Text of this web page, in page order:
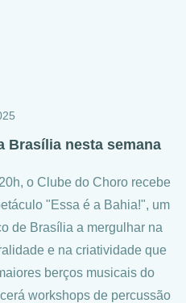
Brasília nesta semana
o Clube do Choro recebe
"Essa é a Bahia!", um
de Brasília a mergulhar na
e na criatividade que
berços musicais do
workshops de percussão